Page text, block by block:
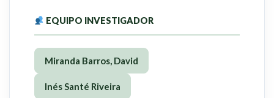
EQUIPO INVESTIGADOR
Miranda Barros, David
Inés Santé Riveira